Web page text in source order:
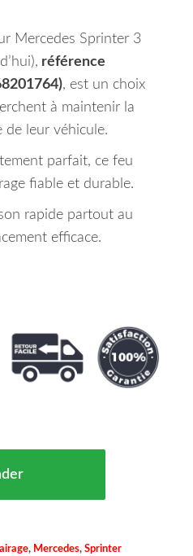
Mercedes Sprinter 3
référence
, est un choix
à maintenir la
de leur véhicule.
parfait, ce feu
fiable et durable.
rapide partout au
efficace.
, Mercedes, Sprinter